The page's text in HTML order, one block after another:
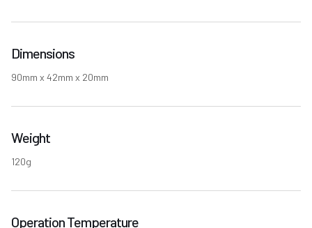
Dimensions
90mm x 42mm x 20mm
Weight
120g
Operation Temperature